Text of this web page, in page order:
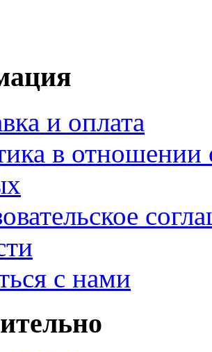
и оплата
в отношении
с нами